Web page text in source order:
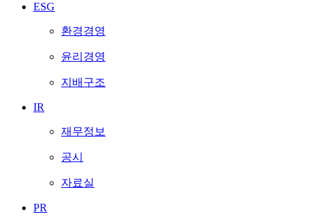
ESG
환경경영
윤리경영
지배구조
IR
재무정보
공시
자료실
PR